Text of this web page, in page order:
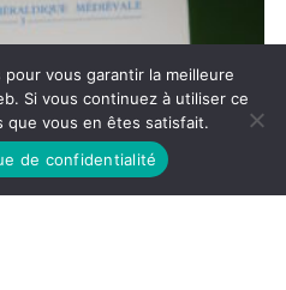
au
plus
ancien
vous garantir la meilleure
Si vous continuez à utiliser ce
que vous en êtes satisfait.
de confidentialité